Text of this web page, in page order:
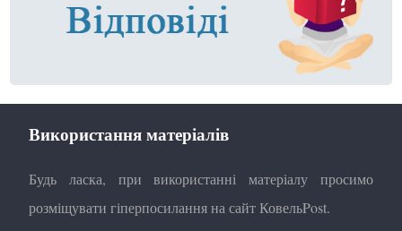
Використання матеріалів
Будь ласка, при використанні матеріалу просимо
розміщувати гіперпосилання на сайт КовельPost.